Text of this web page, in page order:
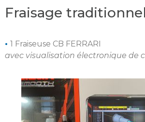
Fraisage traditionnel
• 1 Fraiseuse CB FERRARI
avec visualisation électronique de